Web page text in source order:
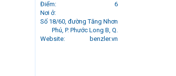
Điểm
6
Nơi ở
Số 18/60, đường Tăng Nhơn
Phú, P. Phước Long B, Q.
Website
benzler.vn